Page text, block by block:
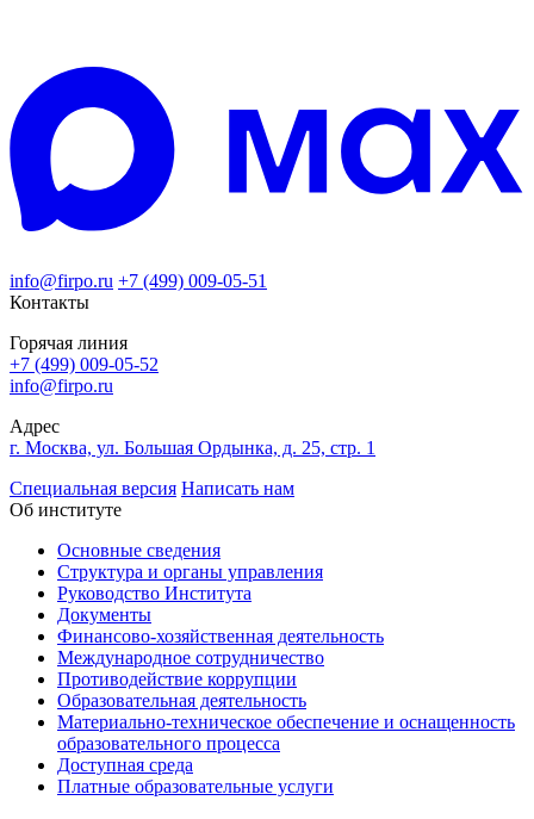
info@firpo.ru +7 (499) 009-05-51
Контакты
Горячая линия
+7 (499) 009-05-52
info@firpo.ru
Адрес
г. Москва, ул. Большая Ордынка, д. 25, стр. 1
Специальная версия Написать нам
Об институте
Основные сведения
Структура и органы управления
Руководство Института
Документы
Финансово-хозяйственная деятельность
Международное сотрудничество
Противодействие коррупции
Образовательная деятельность
Материально-техническое обеспечение и оснащенность
образовательного процесса
Доступная среда
Платные образовательные услуги